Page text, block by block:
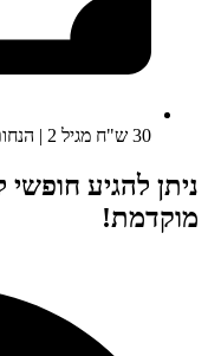
30 ש"ח מגיל 2 | הנחות כמפורט במחירון בהצגת תעודה
ניתן להגיע
מוקדמת!